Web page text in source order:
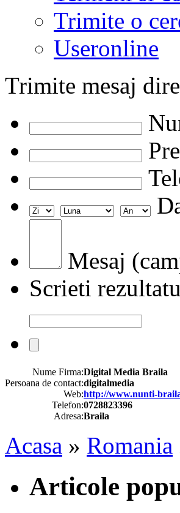
Trimite o
Useronline
Trimite mesaj
Mesaj
Scrieti
Nume Firma:Digital Media Braila
Persoana de contact:digitalmedia
Web:http://www.nunti-
Telefon:0728823396
Adresa:Braila
Acasa » Romania
Articole